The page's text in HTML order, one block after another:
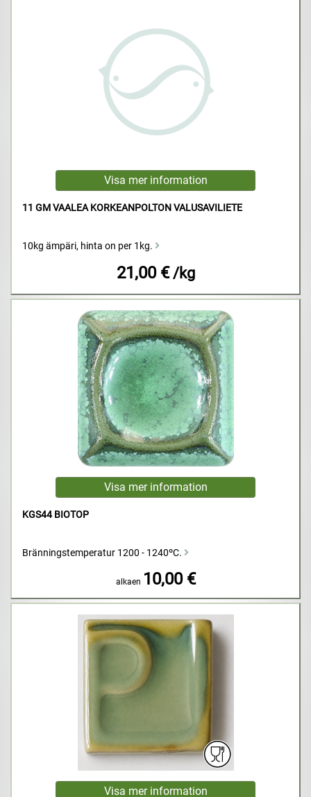
11 GM VAALEA KORKEANPOLTON VALUSAVILIETE
10kg ämpäri, hinta on per 1kg.
21,00 € /kg
KGS44 BIOTOP
Bränningstemperatur 1200 - 1240ºC.
alkaen 10,00 €